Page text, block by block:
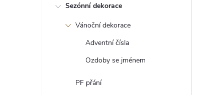
Sezónní dekorace
Vánoční dekorace
Adventní čísla
Ozdoby se jménem
PF přání